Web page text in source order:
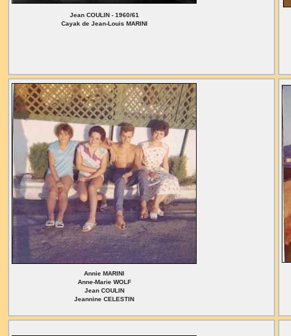
Jean COULIN - 1960/61
Cayak de Jean-Louis MARINI
Annie MARINI
Anne-Marie WOLF
Jean COULIN
Jeannine CELESTIN